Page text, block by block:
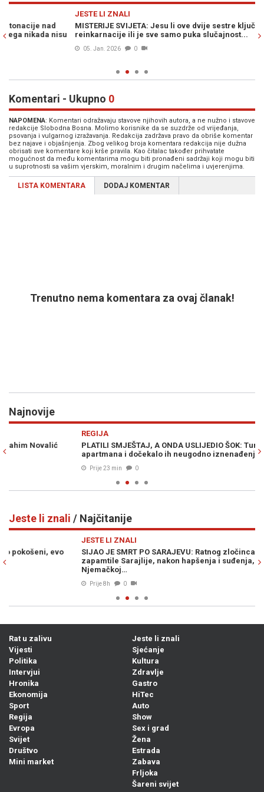
MISTERIJE SVIJETA: Jesu li ove dvije sestre ključni dokaz
reinkarnacije ili je sve samo puka slučajnost...
Komentari - Ukupno 0
NAPOMENA: Komentari odražavaju stavove njihovih autora, a ne nužno i stavove
redakcije Slobodna Bosna. Molimo korisnike da se suzdrže od vrijeđanja,
psovanja i vulgarnog izražavanja. Redakcija zadržava pravo da obriše komentar
bez najave i objašnjenja. Zbog velikog broja komentara redakcija nije dužna
obrisati sve komentare koji krše pravila. Kao čitalac također prihvatate
mogućnost da među komentarima mogu biti pronađeni sadržaji koji mogu biti
u suprotnosti sa vašim vjerskim, moralnim i drugim načelima i uvjerenjima.
LISTA KOMENTARA DODAJ KOMENTAR
Trenutno nema komentara za ovaj članak!
Najnovije
PLATILI SMJEŠTAJ, A ONDA USLIJEDIO ŠOK: Turisti stigli na adrese
apartmana i dočekalo ih neugodno iznenađenje
Jeste li znali / Najčitanije
SIJAO JE SMRT PO SARAJEVU: Ratnog zločinca po zlu su
zapamtile Sarajlije, nakon hapšenja i suđenja, danas živi u
Rat u zalivu
Vijesti
Politika
Intervjui
Hronika
Ekonomija
Sport
Regija
Evropa
Svijet
Društvo
Mini market
Jeste li znali
Sjećanje
Kultura
Zdravlje
Gastro
HiTec
Auto
Show
Sex i grad
Žena
Estrada
Zabava
Frljoka
Šareni svijet